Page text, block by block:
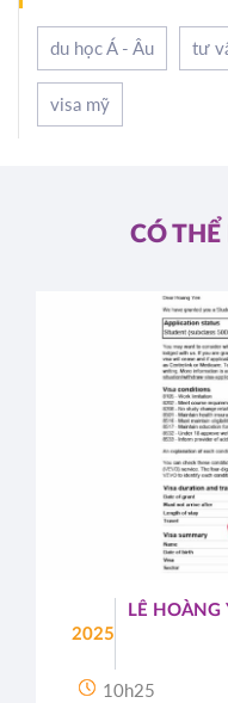
du học Á - Âu tư
visa mỹ
CÓ
2025
LÊ HOÀNG
10h25